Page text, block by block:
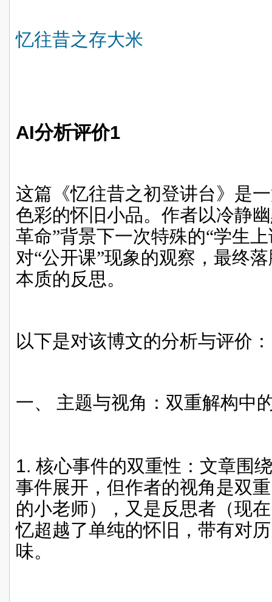
忆往昔之存大米
AI分析评价1
这篇《忆往昔之初登讲台》是
色彩的怀旧小品。作者以冷静
革命”背景下一次特殊的“学生
对“公开课”现象的观察，最终
本质的反思。
以下是对该博文的分析与评价：
一、 主题与视角：双重解构中
1. 核心事件的双重性：文章围
事件展开，但作者的视角是双
的小老师），又是反思者（现
忆超越了单纯的怀旧，带有对
味。